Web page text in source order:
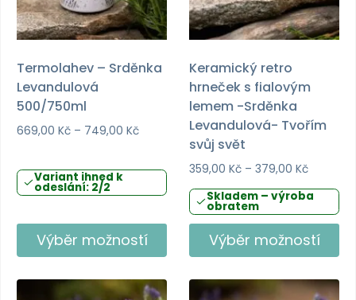
Termolahev – Srděnka
Levandulová
500/750ml
669,00 Kč – 749,00 KčRozpětí
669,00 Kč
749,00 Kč
Variant ihned k
odeslání: 2/2
Výběr možností
produkt
Keramický retro
hrneček s fialovým
lemem -Srděnka
Levandulová- Tvořím
svůj svět
359,00 Kč – 379,00 KčRozpětí
cen:
359,00
až
379,00
Skladem – výroba
obratem
Výběr možností
produkt